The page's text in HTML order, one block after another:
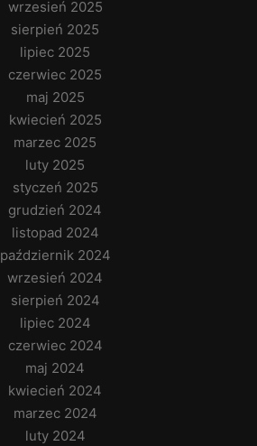
wrzesień 2025
sierpień 2025
lipiec 2025
czerwiec 2025
maj 2025
kwiecień 2025
marzec 2025
luty 2025
styczeń 2025
grudzień 2024
listopad 2024
październik 2024
wrzesień 2024
sierpień 2024
lipiec 2024
czerwiec 2024
maj 2024
kwiecień 2024
marzec 2024
luty 2024